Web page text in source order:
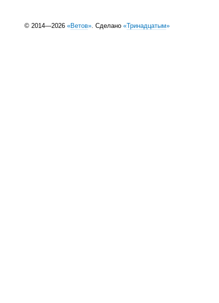
© 2014—2026 «Ветов». Сделано «Тринадцатым»